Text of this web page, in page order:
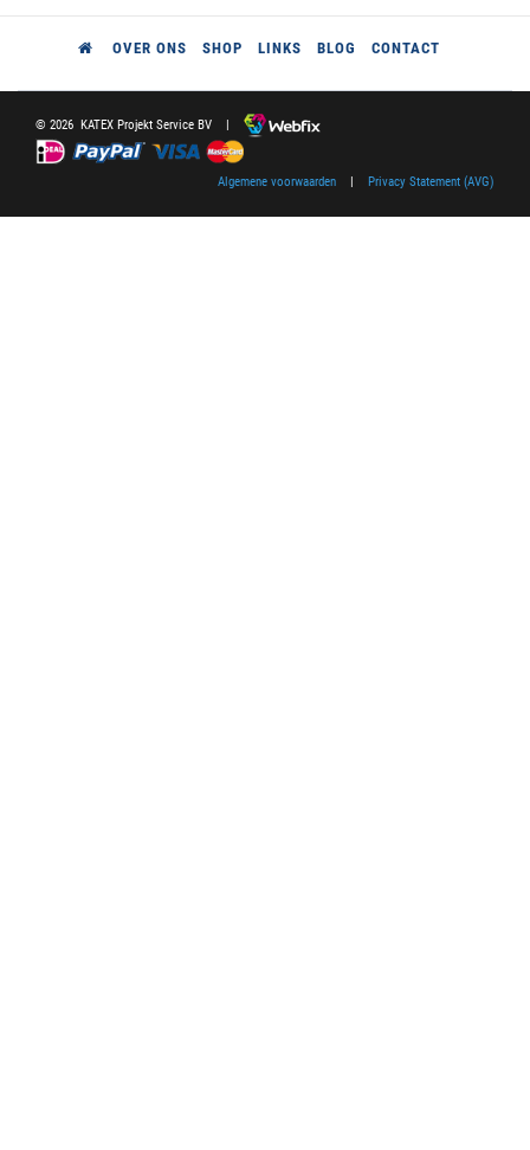
OVER ONS SHOP LINKS BLOG CONTACT
© 2026 KATEX Projekt Service BV |
Algemene voorwaarden | Privacy Statement (AVG)